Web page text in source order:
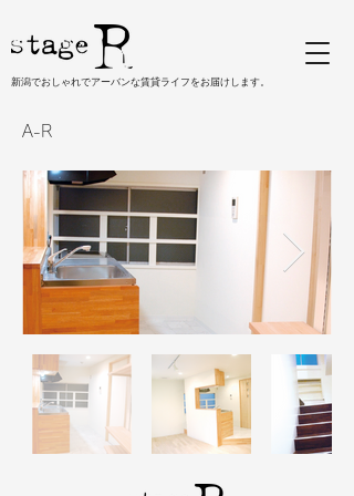
新潟でおしゃれでアーバンな賃貸ライフをお届けします。
A-R